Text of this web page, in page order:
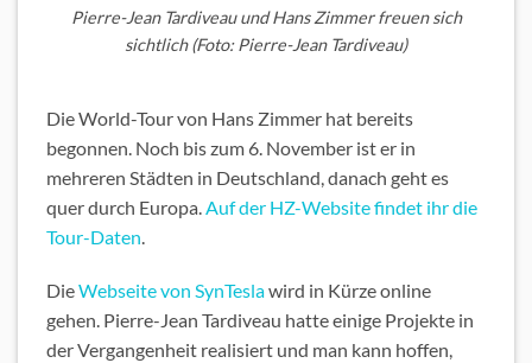
Pierre-Jean Tardiveau und Hans Zimmer freuen sich
sichtlich (Foto: Pierre-Jean Tardiveau)
Die World-Tour von Hans Zimmer hat bereits
begonnen. Noch bis zum 6. November ist er in
mehreren Städten in Deutschland, danach geht es
quer durch Europa. Auf der HZ-Website findet ihr die
Tour-Daten
DieWebseite von SynTeslawird in Kürze online
gehen. Pierre-Jean Tardiveau hatte einige Projekte in
der Vergangenheit realisiert und man kann hoffen,